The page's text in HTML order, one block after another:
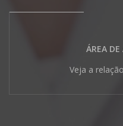
ÁREA
Veja a